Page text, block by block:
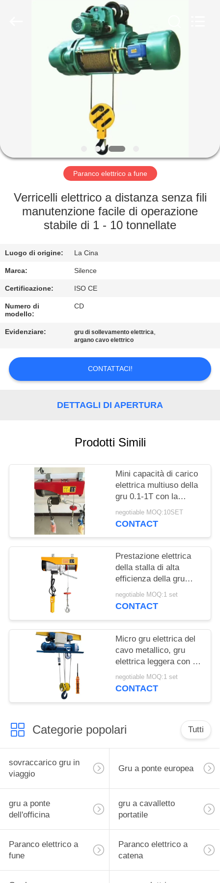
GIRO
FABBRICA
CONTROLLO
QUALITÀ
CONTATTICI
RICHIEDA
UNA
MAPPA
POLICY
Paranco elettrico a fune
Verricelli elettrico a distanza senza fili
manutenzione facile di operazione
stabile di 1 - 10 tonnellate
Luogo di origine: La Cina
Marca: Silence
Certificazione: ISO CE
Numero di
modello:
CD
Evidenziare: gru di sollevamento elettrica,
argano cavo elettrico
CONTATTACI!
DETTAGLI DI APERTURA
Prodotti Simili
Mini capacità di carico
elettrica multiuso della
gru 0.1-1T con la
certificazione di iso del
CE
negotiable MOQ:10SET
CONTACT
Prestazione elettrica
della stalla di alta
efficienza della gru
1000kg del cavo
metallico della
negotiable MOQ:1 set
CONTACT
Micro gru elettrica del
cavo metallico, gru
elettrica leggera con la
certificazione di iso del
CE
negotiable MOQ:1 set
CONTACT
Categorie popolari Tutti
sovraccarico gru in
viaggio
Gru a ponte europea
gru a ponte
dell'officina
gru a cavalletto
portatile
Paranco elettrico a
fune
Paranco elettrico a
catena